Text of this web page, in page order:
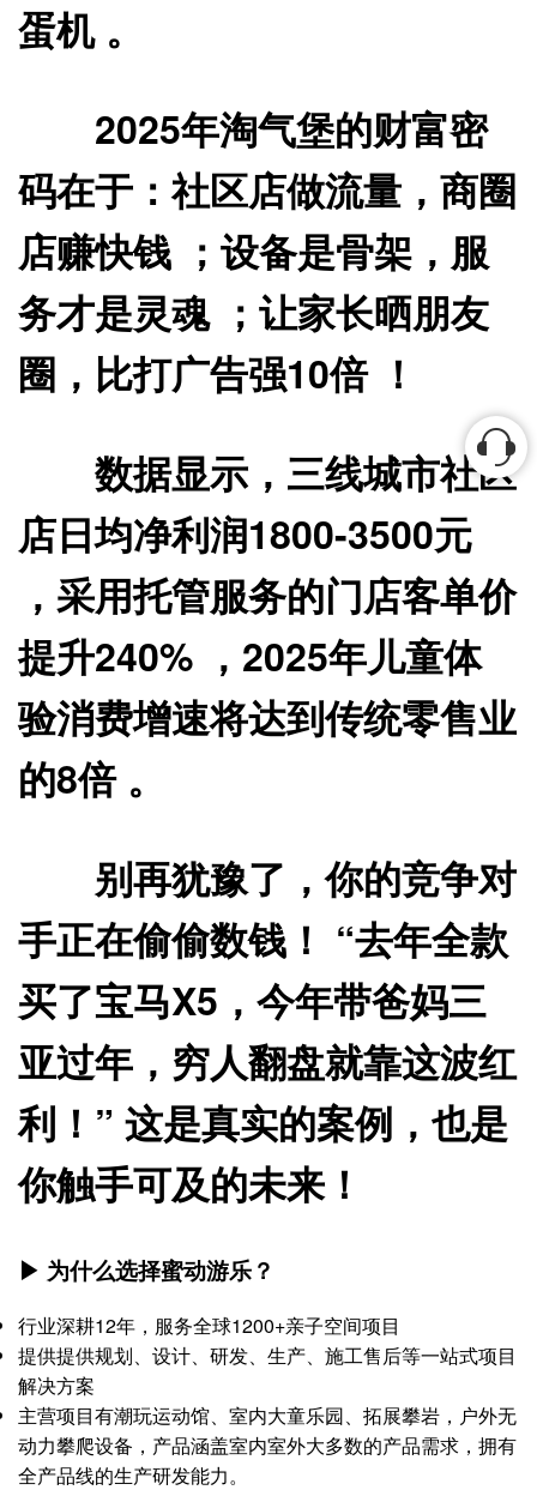
蛋机 。
2025年淘气堡的财富密
码在于：社区店做流量，商圈
店赚快钱 ；设备是骨架，服
务才是灵魂 ；让家长晒朋友
圈，比打广告强10倍 ！
数据显示，三线城市社区
店日均净利润1800-3500元
，采用托管服务的门店客单价
提升240% ，2025年儿童体
验消费增速将达到传统零售业
的8倍 。
别再犹豫了，你的竞争对
手正在偷偷数钱！ “去年全款
买了宝马X5，今年带爸妈三
亚过年，穷人翻盘就靠这波红
利！” 这是真实的案例，也是
你触手可及的未来！
▶ 为什么选择蜜动游乐？
行业深耕12年，服务全球1200+亲子空间项目
提供提供规划、设计、研发、生产、施工售后等一站式项目
解决方案
主营项目有潮玩运动馆、室内大童乐园、拓展攀岩，户外无
动力攀爬设备，产品涵盖室内室外大多数的产品需求，拥有
全产品线的生产研发能力。